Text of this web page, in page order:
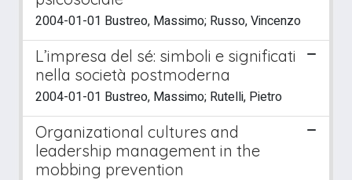
2004-01-01 Bustreo, Massimo; Russo, Vincenzo
L’impresa del sé: simboli e significati
nella società postmoderna
2004-01-01 Bustreo, Massimo; Rutelli, Pietro
Organizational cultures and
leadership management in the
mobbing prevention